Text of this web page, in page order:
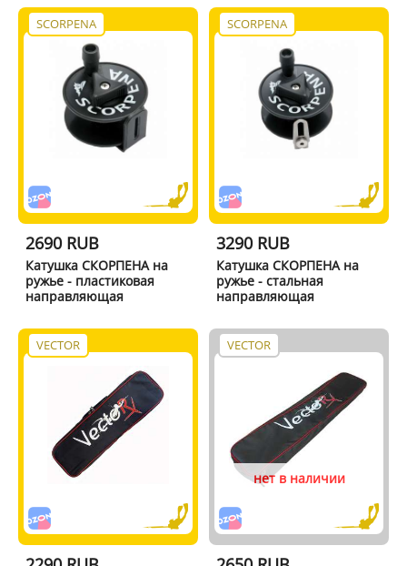
SCORPENA
2690 RUB
Катушка СКОРПЕНА на
ружье - пластиковая
направляющая
SCORPENA
3290 RUB
Катушка СКОРПЕНА на
ружье - стальная
направляющая
VECTOR VECTOR
нет в наличии